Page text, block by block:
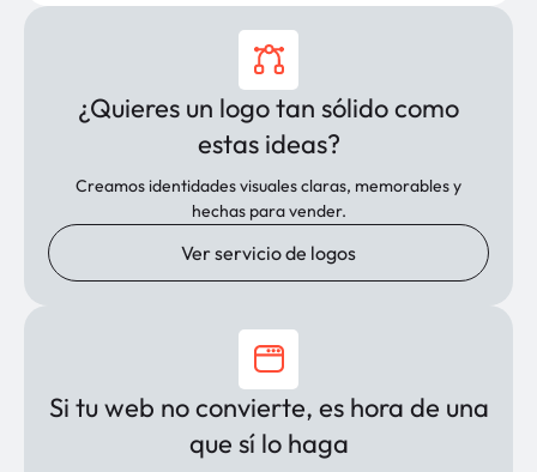
¿Quieres un logo tan sólido como
estas ideas?
Creamos identidades visuales claras, memorables y
hechas para vender.
Ver servicio de logos
Si tu web no convierte, es hora de una
que sí lo haga